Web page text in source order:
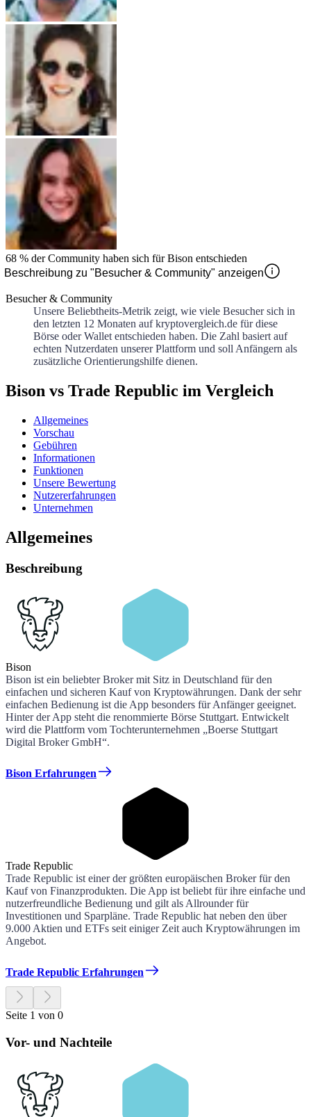
68 % der Community haben sich fürBison entschieden
Beschreibung zu "Besucher & Community" anzeigen
Besucher & Community
Unsere Beliebtheits-Metrik zeigt, wie viele Besucher sich in
den letzten 12 Monaten auf kryptovergleich.de für diese
Börse oder Wallet entschieden haben. Die Zahl basiert auf
echten Nutzerdaten unserer Plattform und soll Anfängern als
zusätzliche Orientierungshilfe dienen.
Bison vs Trade Republic im Vergleich
Allgemeines
Vorschau
Gebühren
Informationen
Funktionen
Unsere Bewertung
Nutzererfahrungen
Unternehmen
Allgemeines
Beschreibung
Bison
Bison ist ein beliebter Broker mit Sitz in Deutschland für den
einfachen und sicheren Kauf von Kryptowährungen. Dank der sehr
einfachen Bedienung ist die App besonders für Anfänger geeignet.
Hinter der App steht die renommierte Börse Stuttgart. Entwickelt
wird die Plattform vom Tochterunternehmen „Boerse Stuttgart
Digital Broker GmbH“.
Bison Erfahrungen
Trade Republic
Trade Republic ist einer der größten europäischen Broker für den
Kauf von Finanzprodukten. Die App ist beliebt für ihre einfache und
nutzerfreundliche Bedienung und gilt als Allrounder für
Investitionen und Sparpläne. Trade Republic hat neben den über
9.000 Aktien und ETFs seit einiger Zeit auch Kryptowährungen im
Angebot.
Trade Republic Erfahrungen
Seite 1 von 0
Vor- und Nachteile